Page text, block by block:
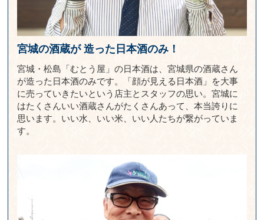
宮城の酒蔵が造った日本酒のみ！
宮城・松島「むとう屋」の日本酒は、宮城県の酒蔵さん
が造った日本酒のみです。「顔が見える日本酒」を大事
に売っていきたいという店主とスタッフの思い。宮城に
はたくさんいい酒蔵さんがたくさんあって、本当誇りに
思います。いい水、いい米、いい人たちが繋がっていま
す。